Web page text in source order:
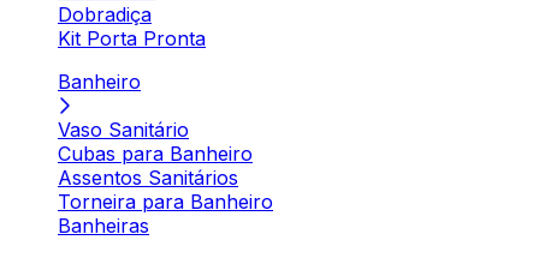
Dobradiça
Kit Porta Pronta
Banheiro
Vaso Sanitário
Cubas para Banheiro
Assentos Sanitários
Torneira para Banheiro
Banheiras